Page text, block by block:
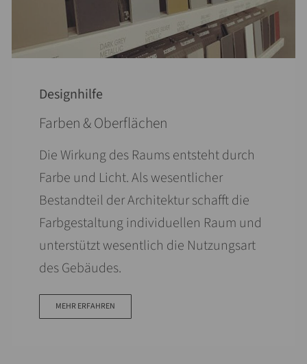
Designhilfe
Farben & Oberflächen
Die Wirkung des Raums entsteht durch
Farbe und Licht. Als wesentlicher
Bestandteil der Architektur schafft die
Farbgestaltung individuellen Raum und
unterstützt wesentlich die Nutzungsart
des Gebäudes.
MEHR ERFAHREN